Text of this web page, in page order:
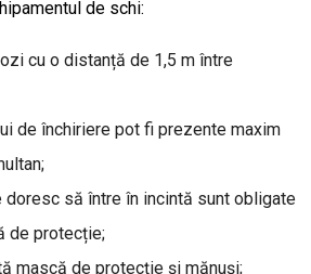
de schi:
cu o distanță de 1,5 m între
de închiriere pot fi prezente maxim
doresc să între în incintă sunt obligate
de protecție;
mască de protecție și mănuși;